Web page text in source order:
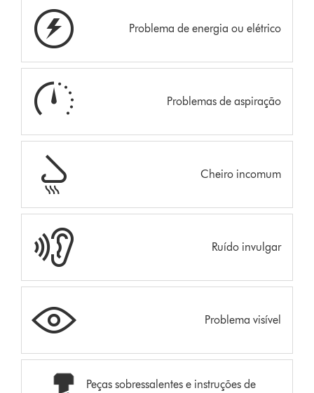
Problema de energia ou elétrico
Problemas de aspiração
Cheiro incomum
Ruído invulgar
Problema visível
Peças sobressalentes e instruções de